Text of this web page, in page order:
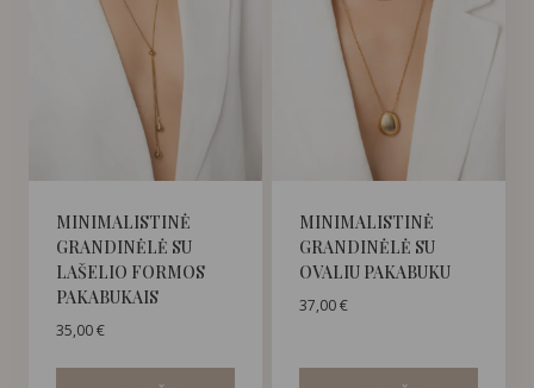
MINIMALISTINĖ
GRANDINĖLĖ SU
LAŠELIO FORMOS
PAKABUKAIS
35,00€
MINIMALISTINĖ
GRANDINĖLĖ SU
OVALIU PAKABUKU
37,00€